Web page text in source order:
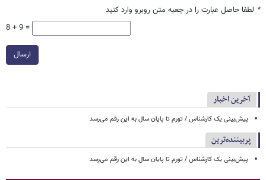
* لطفا حاصل عبارت را در جعبه متن روبرو وارد کنید
8 + 9 =
ارسال
آخرین اخبار
پیش‌بینی یک کارشناس / تورم تا پایان سال به این رقم می‌رسد
پربیننده‌ترین
پیش‌بینی یک کارشناس / تورم تا پایان سال به این رقم می‌رسد